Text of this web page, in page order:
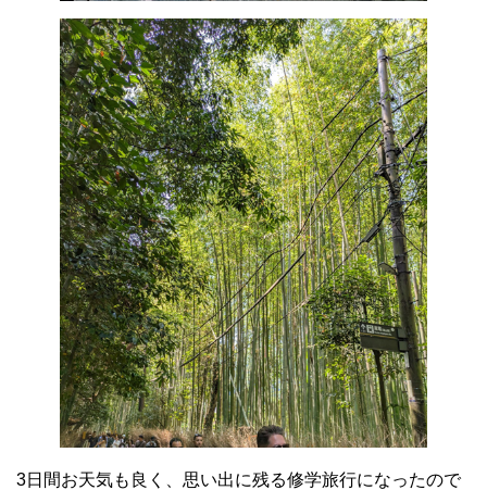
3日間お天気も良く、思い出に残る修学旅行になったので